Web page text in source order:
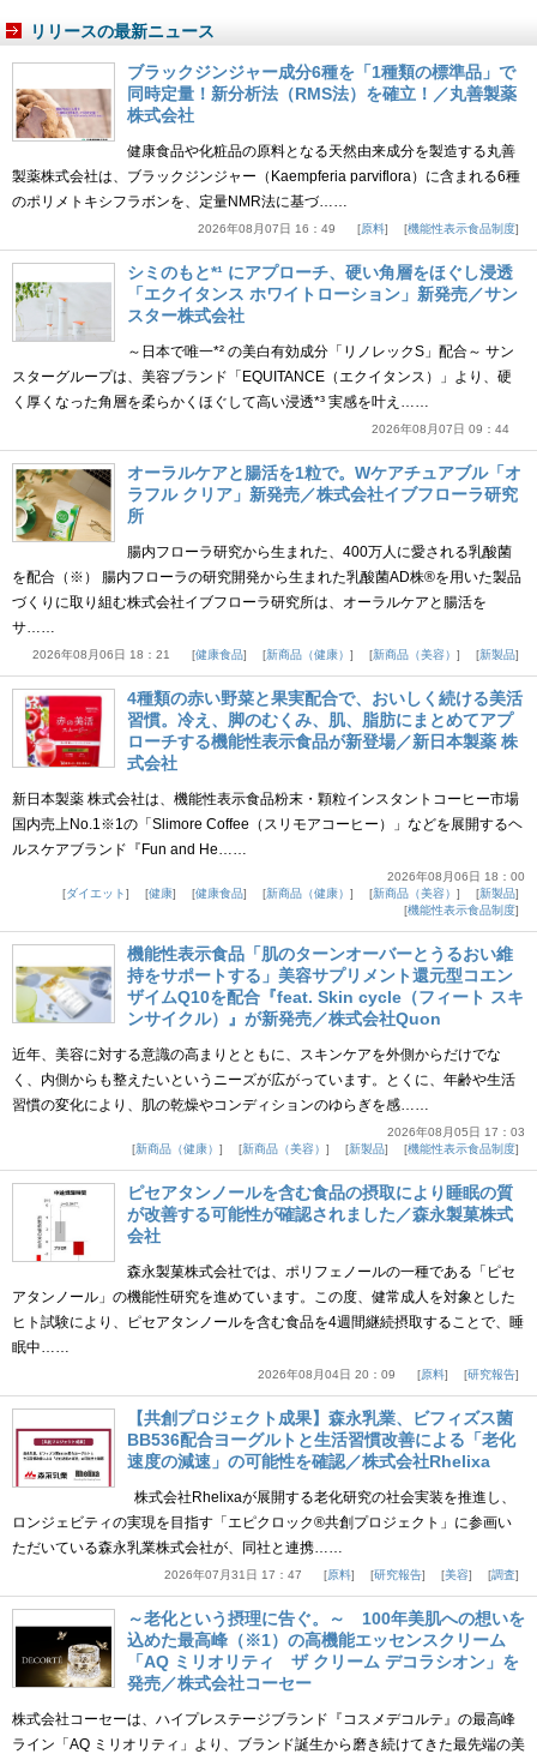
リリースの最新ニュース
ブラックジンジャー成分6種を「1種類の標準品」で
同時定量！新分析法（RMS法）を確立！／丸善製薬
株式会社
健康食品や化粧品の原料となる天然由来成分を製造する丸善
製薬株式会社は、ブラックジンジャー（Kaempferia parviflora）に含まれる6種
のポリメトキシフラボンを、定量NMR法に基づ……
2026年08月07日 16：49 原料 機能性表示食品制度
シミのもと*¹ にアプローチ、硬い角層をほぐし浸透
「エクイタンス ホワイトローション」新発売／サン
スター株式会社
～日本で唯一*² の美白有効成分「リノレックS」配合～ サン
スターグループは、美容ブランド「EQUITANCE（エクイタンス）」より、硬
く厚くなった角層を柔らかくほぐして高い浸透*³ 実感を叶え……
2026年08月07日 09：44
オーラルケアと腸活を1粒で。Wケアチュアブル「オ
ラフル クリア」新発売／株式会社イブフローラ研究
所
腸内フローラ研究から生まれた、400万人に愛される乳酸菌
を配合（※） 腸内フローラの研究開発から生まれた乳酸菌AD株®を用いた製品
づくりに取り組む株式会社イブフローラ研究所は、オーラルケアと腸活を
サ……
2026年08月06日 18：21 健康食品 新商品（健康） 新商品（美容） 新製品
4種類の赤い野菜と果実配合で、おいしく続ける美活
習慣。冷え、脚のむくみ、肌、脂肪にまとめてアプ
ローチする機能性表示食品が新登場／新日本製薬 株
式会社
新日本製薬 株式会社は、機能性表示食品粉末・顆粒インスタントコーヒー市場
国内売上No.1※1の「Slimore Coffee（スリモアコーヒー）」などを展開するヘ
ルスケアブランド『Fun and He……
2026年08月06日 18：00
ダイエット
健康 健康食品 新商品（健康） 新商品（美容）
新製品
機能性表示食品制度
機能性表示食品「肌のターンオーバーとうるおい維
持をサポートする」美容サプリメント還元型コエン
ザイムQ10を配合『feat. Skin cycle（フィート スキ
ンサイクル）』が新発売／株式会社Quon
近年、美容に対する意識の高まりとともに、スキンケアを外側からだけでな
く、内側からも整えたいというニーズが広がっています。とくに、年齢や生活
習慣の変化により、肌の乾燥やコンディションのゆらぎを感……
2026年08月05日 17：03
新商品（健康）
新商品（美容） 新製品 機能性表示食品制度
ピセアタンノールを含む食品の摂取により睡眠の質
が改善する可能性が確認されました／森永製菓株式
会社
森永製菓株式会社では、ポリフェノールの一種である「ピセ
アタンノール」の機能性研究を進めています。この度、健常成人を対象とした
ヒト試験により、ピセアタンノールを含む食品を4週間継続摂取することで、睡
眠中……
2026年08月04日 20：09 原料 研究報告
【共創プロジェクト成果】森永乳業、ビフィズス菌
BB536配合ヨーグルトと生活習慣改善による「老化
速度の減速」の可能性を確認／株式会社Rhelixa
株式会社Rhelixaが展開する老化研究の社会実装を推進し、
ロンジェビティの実現を目指す「エピクロック®共創プロジェクト」に参画い
ただいている森永乳業株式会社が、同社と連携……
2026年07月31日 17：47 原料 研究報告 美容 調査
～老化という摂理に告ぐ。～ 100年美肌への想いを
込めた最高峰（※1）の高機能エッセンスクリーム
「AQ ミリオリティ ザ クリーム デコラシオン」を
発売／株式会社コーセー
株式会社コーセーは、ハイプレステージブランド『コスメデコルテ』の最高峰
ライン「AQ ミリオリティ」より、ブランド誕生から磨き続けてきた最先端の美